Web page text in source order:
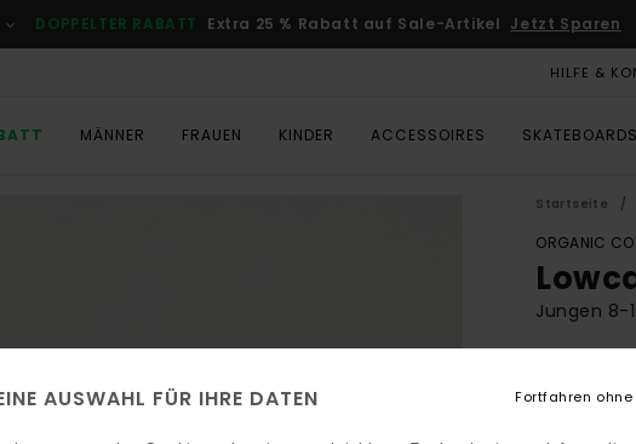
DOPPELTER RABATT Extra 25 % Rabatt auf Sale-Artikel Jetzt Sparen
HILFE &
MÄNNER FRAUEN KINDER ACCESSOIRES SKATEBOARDS
Startseite
ORGANIC
Jungen 8-
€
AUSWAHL FÜR IHRE DATEN Fortfahren